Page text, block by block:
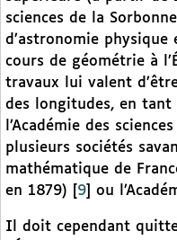
sciences de la
d’astronomie physique
cours de géométrie à
travaux lui valent
des longitudes, en tant
l’Académie des sciences
plusieurs sociétés
mathématique de
en 1879)
9 ou
Il doit cependant